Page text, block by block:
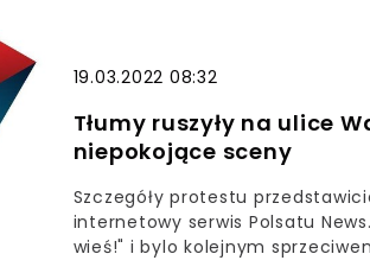
19.03.2022 08:32
Tłumy ruszyły na ulice
niepokojące sceny
Szczegóły protestu
internetowy serwis Polsatu
wieś!" i bylo kolejnym